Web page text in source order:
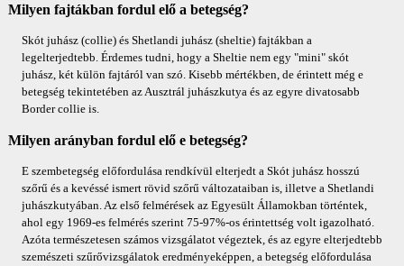
Milyen fajtákban fordul elő a betegség?
Skót juhász (collie) és Shetlandi juhász (sheltie) fajtákban a
legelterjedtebb. Érdemes tudni, hogy a Sheltie nem egy "mini" skót
juhász, két külön fajtáról van szó. Kisebb mértékben, de érintett még e
betegség tekintetében az Ausztrál juhászkutya és az egyre divatosabb
Border collie is.
Milyen arányban fordul elő e betegség?
E szembetegség előfordulása rendkívül elterjedt a Skót juhász hosszú
szőrű és a kevéssé ismert rövid szőrű változataiban is, illetve a Shetlandi
juhászkutyában. Az első felmérések az Egyesült Államokban történtek,
ahol egy 1969-es felmérés szerint 75-97%-os érintettség volt igazolható.
Azóta természetesen számos vizsgálatot végeztek, és az egyre elterjedtebb
szemészeti szűrővizsgálatok eredményeképpen, a betegség előfordulása